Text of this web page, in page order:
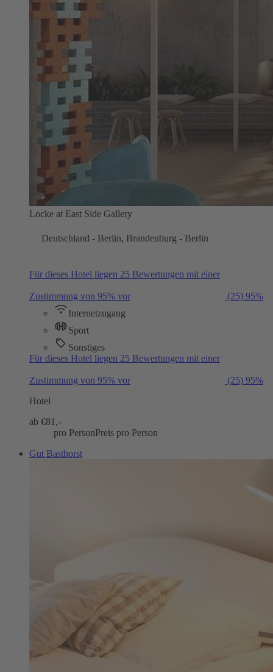
Locke at East Side Gallery
Deutschland - Berlin, Brandenburg - Berlin
Für dieses Hotel liegen 25 Bewertungen mit einer
Zustimmung von 95% vor (25) 95%
Internetzugang
Sport
Sonstiges
Für dieses Hotel liegen 25 Bewertungen mit einer
Zustimmung von 95% vor (25) 95%
Hotel
ab €81,-
pro PersonPreis pro Person
Gut Basthorst